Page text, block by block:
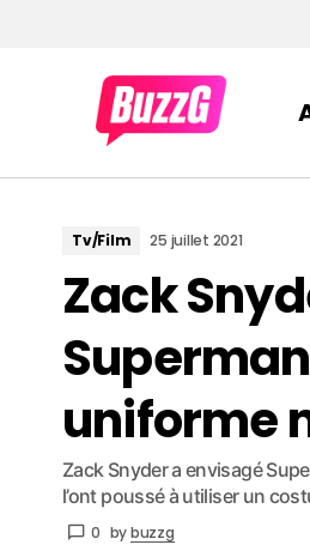
Tv/Film 25 juillet 2021
Zack
uniforme
Zack Snyder a envisagé
l’ont poussé à utiliser un
0 bybuzzg